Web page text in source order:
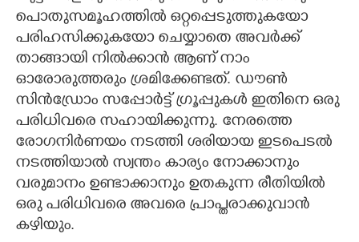
പൊതുസമൂഹത്തില്‍ ഒറ്റപ്പെടുത്തുകയോ
പരിഹസിക്കുകയോ ചെയ്യാതെ അവര്‍ക്ക്
താങ്ങായി നില്‍ക്കാന്‍ ആണ് നാം
ഓരോരുത്തരും ശ്രമിക്കേണ്ടത്. ഡൗണ്‍
സിന്‍ഡ്രോം സപ്പോര്‍ട്ട് ഗ്രൂപ്പുകള്‍ ഇതിനെ ഒരു
പരിധിവരെ സഹായിക്കുന്നു. നേരത്തെ
രോഗനിര്‍ണയം നടത്തി ശരിയായ ഇടപെടല്‍
നടത്തിയാല്‍ സ്വന്തം കാര്യം നോക്കാനും
വരുമാനം ഉണ്ടാക്കാനും ഉതകുന്ന രീതിയില്‍
ഒരു പരിധിവരെ അവരെ പ്രാപ്തരാക്കുവാന്‍
കഴിയും.